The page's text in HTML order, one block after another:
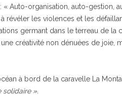
Auto-organisation, auto-gestion,
révéler les violences et les
germant dans le terreau de
créativité non dénuées de joie,
à bord de la caravelle La
solidaire ».